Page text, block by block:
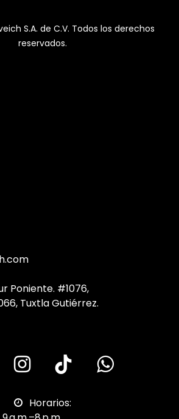
S.A. de C.V. Todos los derechos
reservados.
Poniente. #1076,
Tuxtla Gutiérrez.
Horarios: